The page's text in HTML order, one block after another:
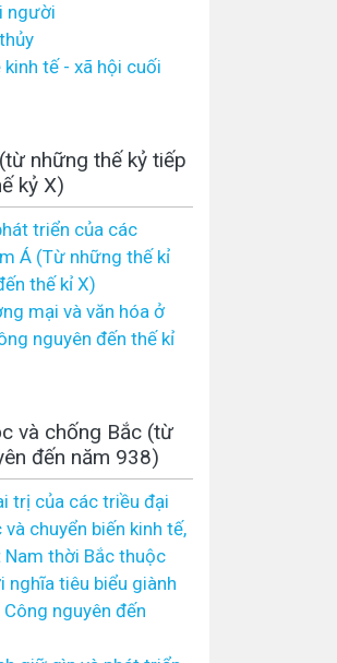
người
kinh tế - xã hội cuối
những thế kỷ tiếp
kỷ X)
triển của các
Á (Từ những thế kỉ
thế kỉ X)
mại và văn hóa ở
nguyên đến thế kỉ
và chống Bắc (từ
đến năm 938)
trị của các triều đại
chuyển biến kinh tế,
Nam thời Bắc thuộc
nghĩa tiêu biểu giành
nguyên đến